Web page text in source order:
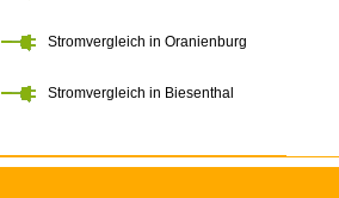
Stromvergleich in Oranienburg
Stromvergleich in Biesenthal